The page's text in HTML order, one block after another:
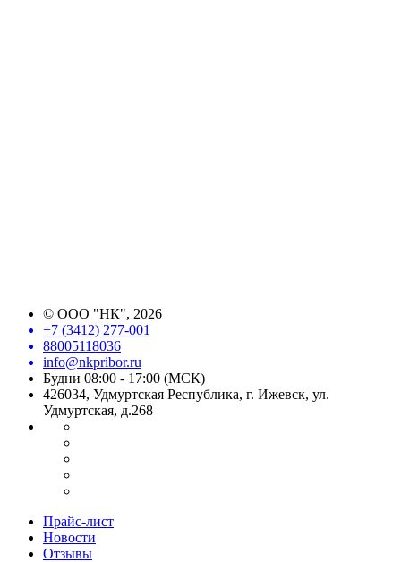
© ООО "НК", 2026
+7 (3412) 277-001
88005118036
info@nkpribor.ru
Будни 08:00 - 17:00 (МСК)
426034, Удмуртская Республика, г. Ижевск, ул.
Удмуртская, д.268
Прайс-лист
Новости
Отзывы